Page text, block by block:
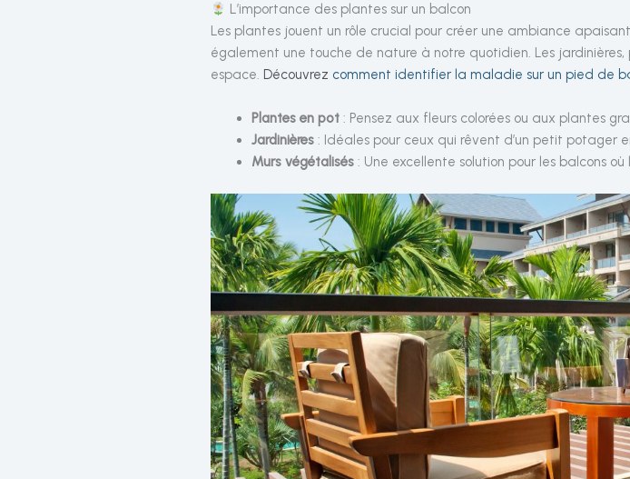
L’importance des plantes sur un balcon
Les plantes jouent un rôle crucial pour créer une ambiance
également une touche de nature à notre quotidien. Les
espace. Découvrez comment identifier la maladie sur un pied de
Plantes en pot : Pensez aux fleurs colorées ou aux plantes
Jardinières : Idéales pour ceux qui rêvent d’un petit potager
Murs végétalisés : Une excellente solution pour les balcons